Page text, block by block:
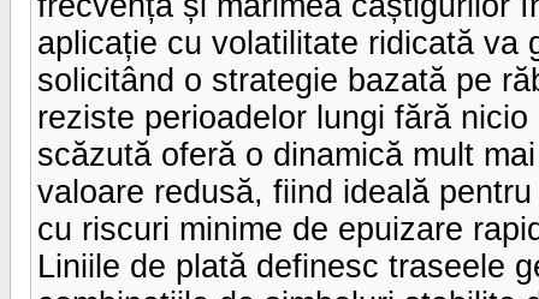
aplicație cu volatilitate ridicată va
solicitând o strategie bazată pe
reziste perioadelor lungi fără
scăzută oferă o dinamică mult
valoare redusă, fiind ideală
cu riscuri minime de epuizare
Liniile de plată definesc traseele